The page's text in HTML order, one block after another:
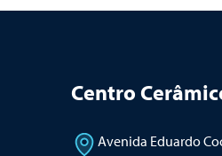
Centro
Avenida Eduardo